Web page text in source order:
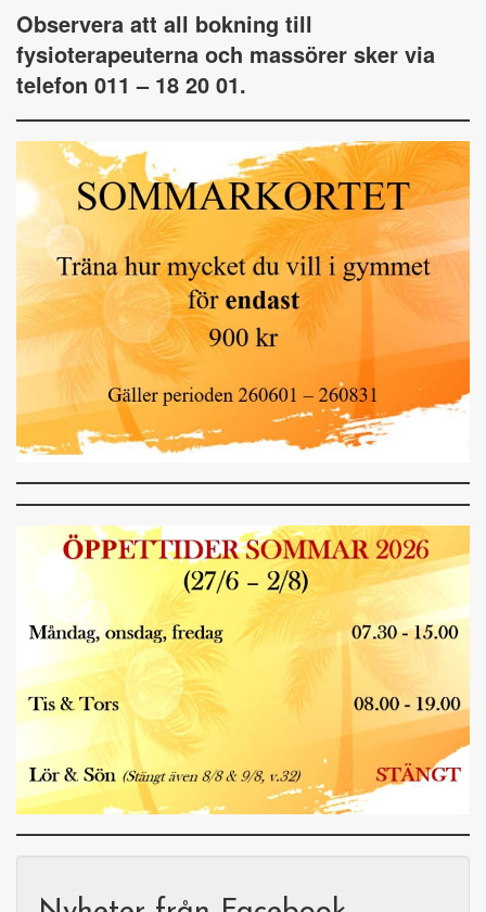
Observera att all bokning till
fysioterapeuterna och massörer sker via
telefon 011 – 18 20 01.